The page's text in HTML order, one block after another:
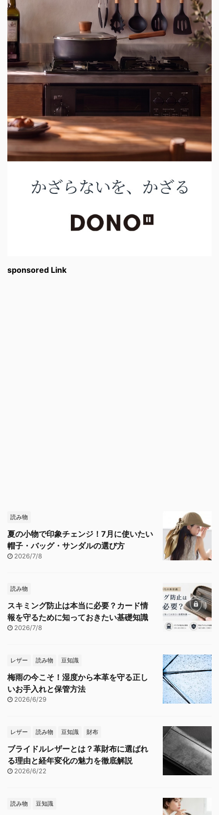
sponsored Link
読み物
夏の小物で印象チェンジ！7月に使いたい
帽子・バッグ・サンダルの選び方
2026/7/8
読み物
スキミング防止は本当に必要？カード情
報を守るために知っておきたい基礎知識
2026/7/8
レザー 読み物 豆知識
梅雨の今こそ！湿度から本革を守る正し
いお手入れと保管方法
2026/6/29
レザー 読み物 豆知識 財布
ブライドルレザーとは？革財布に選ばれ
る理由と経年変化の魅力を徹底解説
2026/6/22
読み物 豆知識